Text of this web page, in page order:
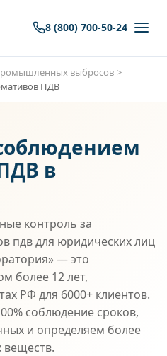
8 (800) 700-50-24
выбросов
ПДВ
в
контроль за
пдв для юридических лиц
— это
более 12 лет,
РФ для 6000+ клиентов.
соблюдение сроков,
и определяем более
веществ.